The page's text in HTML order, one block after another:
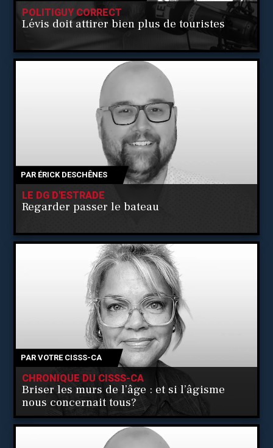
POLITIGUY CORRECT
Lévis doit attirer bien plus de touristes
PAR ÉRICK DESCHÊNES
LE DG D'ESTRADE
Regarder passer le bateau
PAR VOTRE CISSS-CA
CHRONIQUE DU CISSS-CA
Briser les murs de l’âge : et si l’âgisme
nous concernait tous?